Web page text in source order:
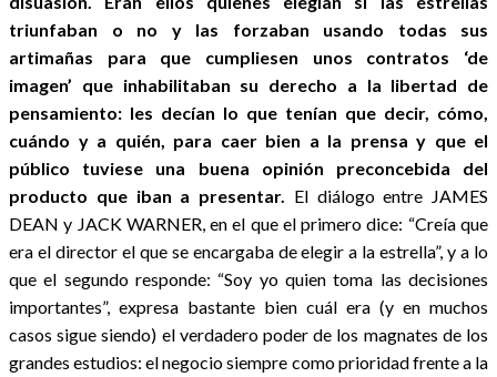
triunfaban o no y las forzaban usando todas sus
artimañas para que cumpliesen unos contratos ‘de
imagen’ que inhabilitaban su derecho a la libertad de
pensamiento: les decían lo que tenían que decir, cómo,
cuándo y a quién, para caer bien a la prensa y que el
público tuviese una buena opinión preconcebida del
producto que iban a presentar. El diálogo entre JAMES
DEAN y JACK WARNER, en el que el primero dice: “Creía que
era el director el que se encargaba de elegir a la estrella”, y a lo
que el segundo responde: “Soy yo quien toma las decisiones
importantes”, expresa bastante bien cuál era (y en muchos
casos sigue siendo) el verdadero poder de los magnates de los
grandes estudios: el negocio siempre como prioridad frente a la